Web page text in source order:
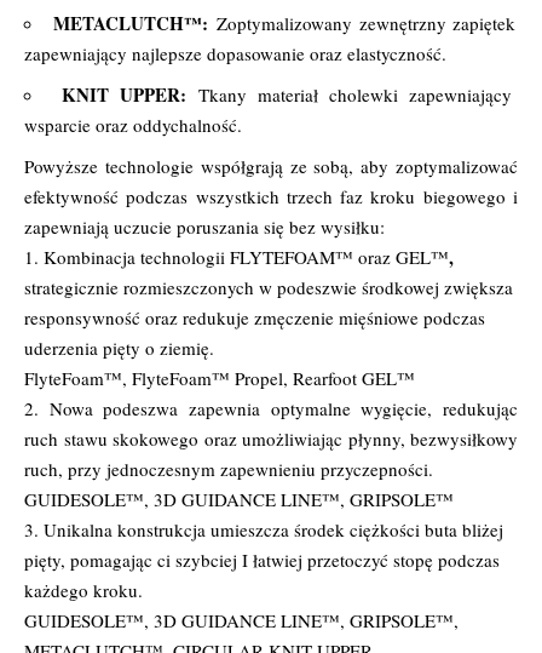
METACLUTCH™: Zoptymalizowany zewnętrzny zapiętek
zapewniający najlepsze dopasowanie oraz elastyczność.
KNIT UPPER: Tkany materiał cholewki zapewniający
wsparcie oraz oddychalność.
Powyższe technologie współgrają ze sobą, aby zoptymalizować
efektywność podczas wszystkich trzech faz kroku biegowego i
zapewniają uczucie poruszania się bez wysiłku:
1. Kombinacja technologii FLYTEFOAM™ oraz GEL™,
strategicznie rozmieszczonych w podeszwie środkowej zwiększa
responsywność oraz redukuje zmęczenie mięśniowe podczas
uderzenia pięty o ziemię.
FlyteFoam™, FlyteFoam™ Propel, Rearfoot GEL™
2. Nowa podeszwa zapewnia optymalne wygięcie, redukując
ruch stawu skokowego oraz umożliwiając płynny, bezwysiłkowy
ruch, przy jednoczesnym zapewnieniu przyczepności.
GUIDESOLE™, 3D GUIDANCE LINE™, GRIPSOLE™
3. Unikalna konstrukcja umieszcza środek ciężkości buta bliżej
pięty, pomagając ci szybciej I łatwiej przetoczyć stopę podczas
każdego kroku.
GUIDESOLE™, 3D GUIDANCE LINE™, GRIPSOLE™,